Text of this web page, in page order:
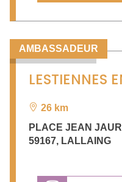
AMBASSADEUR
LESTIENNES
26 km
PLACE JEAN
59167, LALLAING